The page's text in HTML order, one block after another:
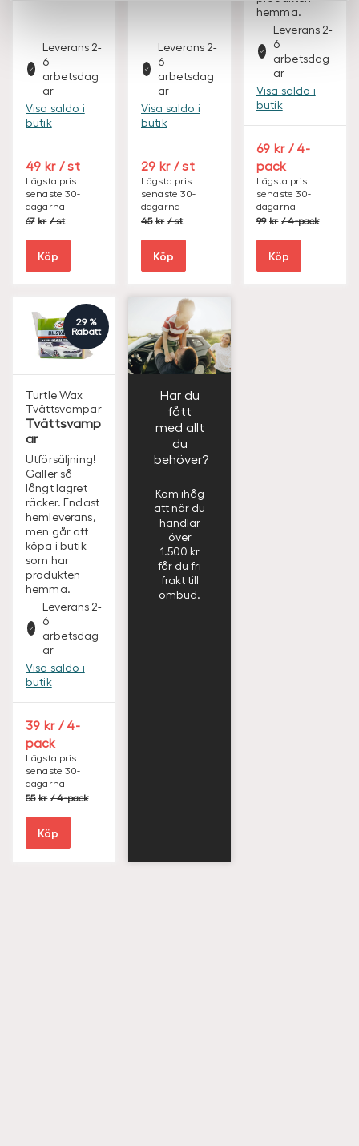
Leverans 2-
6
arbetsdag
ar
Visa saldo i
butik
49 S
E
K
/ st
Lägsta pris
senaste 30-
dagarna
67 S
K
/ st
Köp
Leverans 2-
6
arbetsdag
ar
Visa saldo i
butik
29 S
E
K
/ st
Lägsta pris
senaste 30-
dagarna
45 S
K
/ st
Köp
hemma.
Leverans 2-
6
arbetsdag
ar
Visa saldo i
butik
69 S
E
K
/ 4-
pack
Lägsta pris
senaste 30-
dagarna
99 S
K
/ 4-pack
Köp
29 %
Rabatt
Turtle Wax
Tvättsvampar
Tvättsvamp
ar
Utförsäljning!
Gäller så
långt lagret
räcker. Endast
hemleverans,
men går att
köpa i butik
som har
produkten
hemma.
Leverans 2-
6
arbetsdag
ar
Visa saldo i
butik
39 S
E
K
/ 4-
pack
Lägsta pris
senaste 30-
dagarna
55 S
K
/ 4-pack
Köp
Har du
fått
med allt
du
behöver?
Kom ihåg
att när du
handlar
över
1.500 kr
får du fri
frakt till
ombud.